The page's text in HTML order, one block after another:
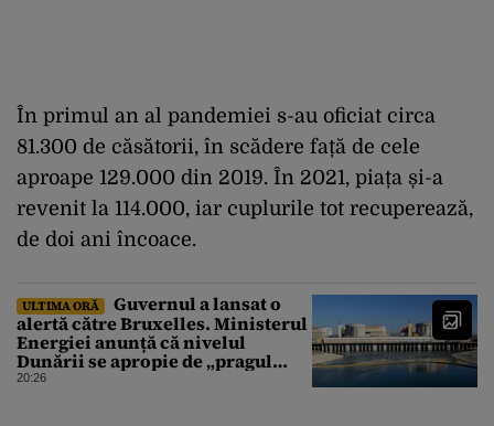
În primul an al pandemiei s-au oficiat circa
81.300 de căsătorii, în scădere față de cele
aproape 129.000 din 2019. În 2021, piața și-a
revenit la 114.000, iar cuplurile tot recuperează,
de doi ani încoace.
ULTIMA ORĂ
Guvernul a lansat o
alertă către Bruxelles. Ministerul
Energiei anunță că nivelul
Dunării se apropie de „pragul
critic”, iar centrala de la
20:26